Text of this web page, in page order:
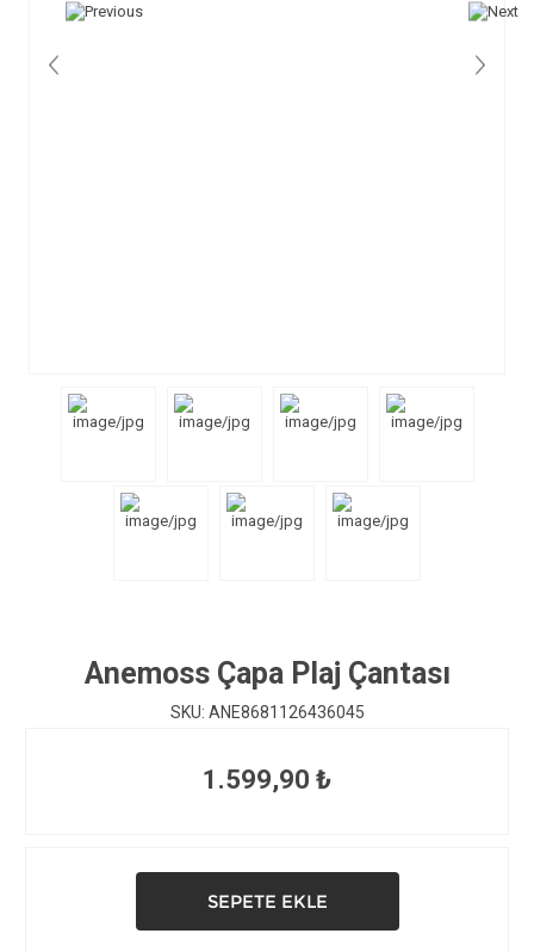
Anemoss Çapa Plaj Çantası
SKU: ANE8681126436045
1.599,90 ₺